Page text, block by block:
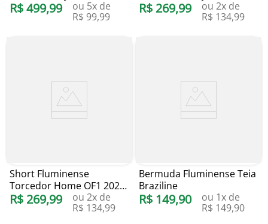
R$499,99 ou 5x de
R$ 99,99
Puma
R$ 269,99 ou 2x de
R$ 134,99
Short Fluminense
Torcedor Home OF1 2026
Puma
R$ 269,99 ou 2x de
R$ 134,99
Bermuda Fluminense Teia
Braziline
R$ 149,90 ou 1x de
R$ 149,90